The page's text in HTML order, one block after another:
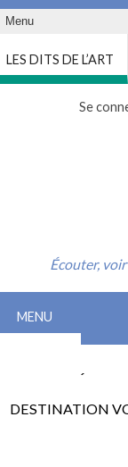
Menu
LES DITS DE L’ART
Se
Écouter,
MENU
LES
DESTINATION